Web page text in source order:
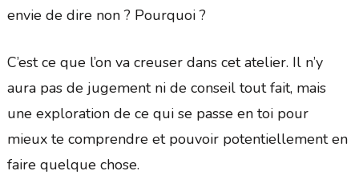
envie de dire non ? Pourquoi ?
C’est ce que l’on va creuser dans cet atelier. Il n’y
aura pas de jugement ni de conseil tout fait, mais
une exploration de ce qui se passe en toi pour
mieux te comprendre et pouvoir potentiellement en
faire quelque chose.